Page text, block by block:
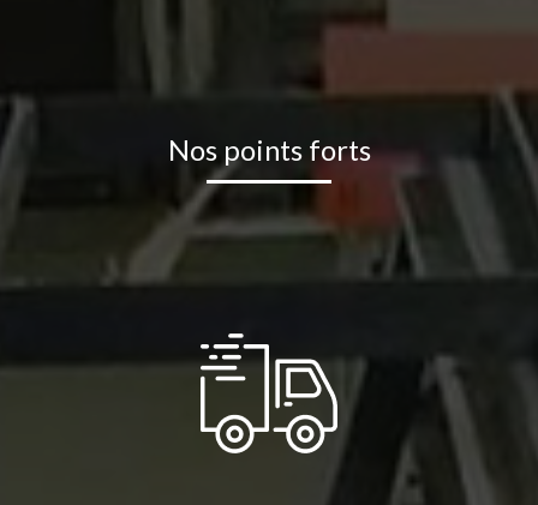
Nos points forts